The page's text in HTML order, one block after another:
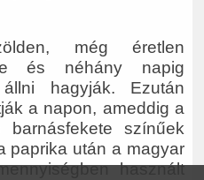
még éretlen
és néhány napig
hagyják. Ezután
a napon, ameddig a
színűek
paprika után a magyar
használt